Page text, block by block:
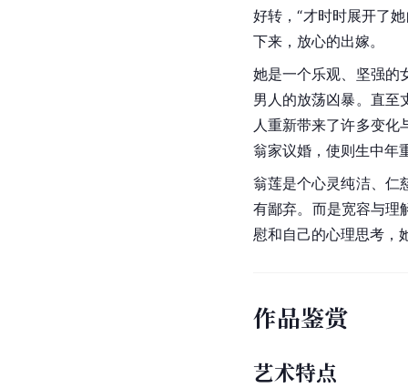
好转，“才时时展开了
下来，放心的出嫁。
她是一个乐观、坚强的
男人的放荡凶暴。直至
人重新带来了许多变
翁家议婚，使则生中年
翁莲是个心灵纯洁、仁
有鄙弃。而是宽容与理
慰和自己的心理思考，
作品鉴赏
艺术特点